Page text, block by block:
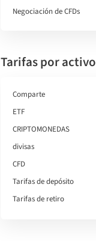
Negociación de CFDs
Tarifas por activo
Comparte
ETF
CRIPTOMONEDAS
divisas
CFD
Tarifas de depósito
Tarifas de retiro